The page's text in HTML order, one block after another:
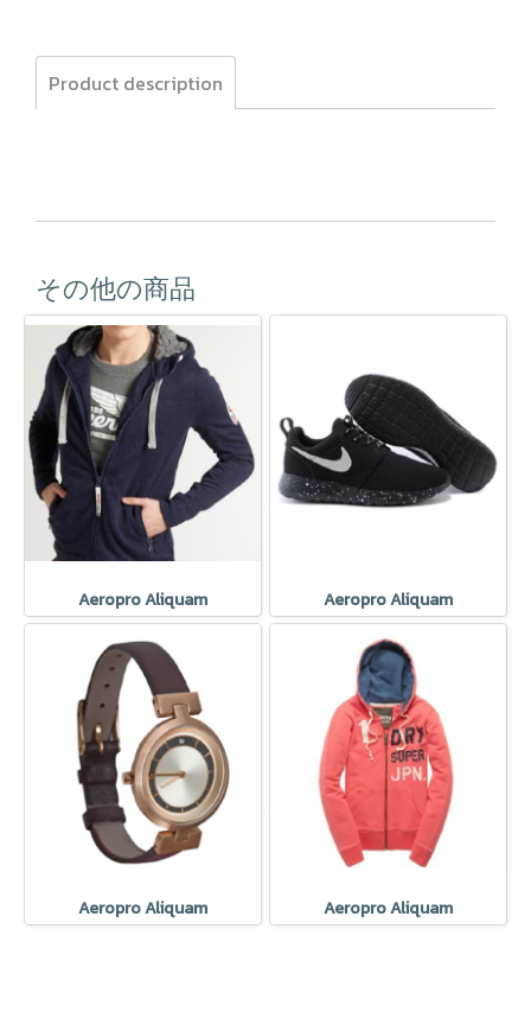
Product description
その他の商品
Aeropro Aliquam Aeropro Aliquam
Aeropro Aliquam Aeropro Aliquam